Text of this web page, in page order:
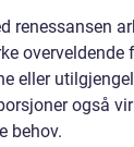
renessansen
overveldende
eller
også
behov.